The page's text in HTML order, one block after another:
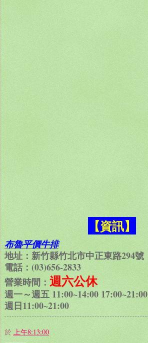
【資訊】
布魯平價牛排
地址：新竹縣竹北市中正東路294號
電話：(03)656-2833
營業時間： 週六公休
週一～週五 11:00~14:00 17:00~21:00
週日11:00~21:00
於 上午8:13:00